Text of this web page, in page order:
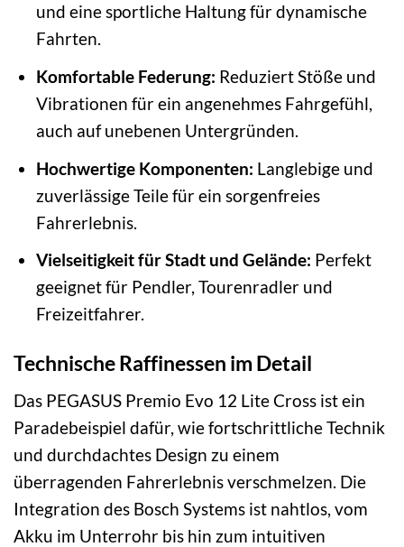
und eine sportliche Haltung für dynamische
Fahrten.
Komfortable Federung: Reduziert Stöße und
Vibrationen für ein angenehmes Fahrgefühl,
auch auf unebenen Untergründen.
Hochwertige Komponenten: Langlebige und
zuverlässige Teile für ein sorgenfreies
Fahrerlebnis.
Vielseitigkeit für Stadt und Gelände: Perfekt
geeignet für Pendler, Tourenradler und
Freizeitfahrer.
Technische Raffinessen im Detail
Das PEGASUS Premio Evo 12 Lite Cross ist ein
Paradebeispiel dafür, wie fortschrittliche Technik
und durchdachtes Design zu einem
überragenden Fahrerlebnis verschmelzen. Die
Integration des Bosch Systems ist nahtlos, vom
Akku im Unterrohr bis hin zum intuitiven